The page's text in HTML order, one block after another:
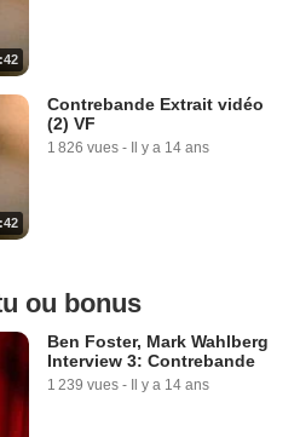
Contrebande Extrait vidéo
(2) VF
1 826 vues - Il y a 14 ans
ou bonus
Ben Foster, Mark Wahlberg
Interview 3: Contrebande
1 239 vues - Il y a 14 ans